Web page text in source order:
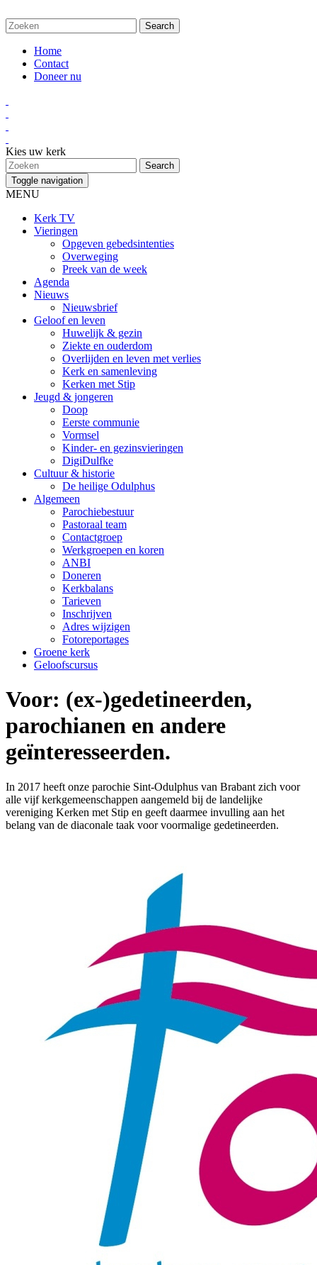
Home
Contact
Doneer nu
Kies uw kerk
Toggle navigation
MENU
Kerk TV
Vieringen
Opgeven gebedsintenties
Overweging
Preek van de week
Agenda
Nieuws
Nieuwsbrief
Geloof en leven
Huwelijk & gezin
Ziekte en ouderdom
Overlijden en leven met verlies
Kerk en samenleving
Kerken met Stip
Jeugd & jongeren
Doop
Eerste communie
Vormsel
Kinder- en gezinsvieringen
DigiDulfke
Cultuur & historie
De heilige Odulphus
Algemeen
Parochiebestuur
Pastoraal team
Contactgroep
Werkgroepen en koren
ANBI
Doneren
Kerkbalans
Tarieven
Inschrijven
Adres wijzigen
Fotoreportages
Groene kerk
Geloofscursus
Voor: (ex-)gedetineerden,
parochianen en andere
geïnteresseerden.
In 2017 heeft onze parochie Sint-Odulphus van Brabant zich voor
alle vijf kerkgemeenschappen aangemeld bij de landelijke
vereniging Kerken met Stip en geeft daarmee invulling aan het
belang van de diaconale taak voor voormalige gedetineerden.